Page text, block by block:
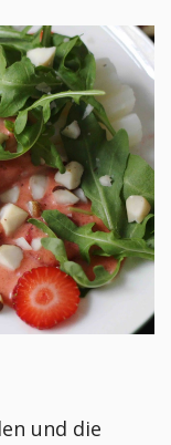
und die